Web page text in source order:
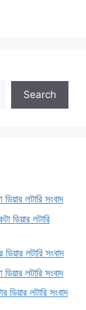
Search
লটারি সংবাদ
ডিয়ার লটারি
লটারি সংবাদ
লটারি সংবাদ
লটারি সংবাদ